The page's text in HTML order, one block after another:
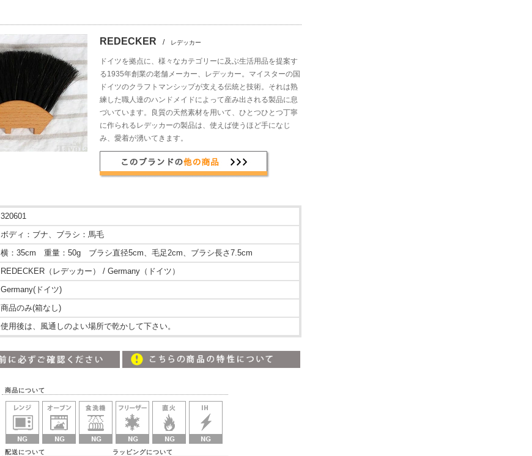
REDECKER / レデッカー
ドイツを拠点に、様々なカテゴリーに及ぶ生活用品を提案す
る1935年創業の老舗メーカー、レデッカー。マイスターの国
ドイツのクラフトマンシップが支える伝統と技術。それは熟
練した職人達のハンドメイドによって産み出される製品に息
づいています。良質の天然素材を用いて、ひとつひとつ丁寧
に作られるレデッカーの製品は、使えば使うほど手になじ
み、愛着が湧いてきます。
320601
ボディ：ブナ、ブラシ：馬毛
横：35cm 重量：50g ブラシ直径5cm、毛足2cm、ブラシ長さ7.5cm
REDECKER（レデッカー） / Germany（ドイツ）
Germany(ドイツ)
商品のみ(箱なし)
使用後は、風通しのよい場所で乾かして下さい。
商品について
配送について ラッピングについて